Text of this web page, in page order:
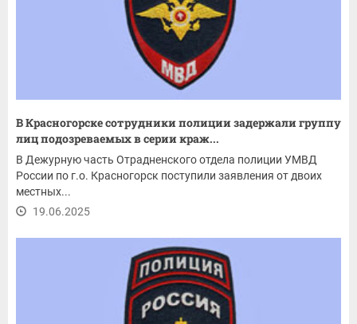
В Красногорске сотрудники полиции задержали группу
лиц подозреваемых в серии краж...
В Дежурную часть Отрадненского отдела полиции УМВД
России по г.о. Красногорск поступили заявления от двоих
местных...
19.06.2025